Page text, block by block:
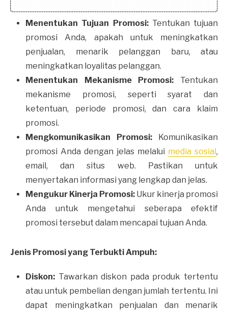
Menentukan Tujuan Promosi:Tentukan tujuan
promosi Anda, apakah untuk meningkatkan
penjualan, menarik pelanggan baru, atau
meningkatkan loyalitas pelanggan.
Menentukan Mekanisme Promosi: Tentukan
mekanisme promosi, seperti syarat dan
ketentuan, periode promosi, dan cara klaim
promosi.
Mengkomunikasikan Promosi: Komunikasikan
promosi Anda dengan jelas melalui media sosial ,
email, dan situs web. Pastikan untuk
menyertakan informasi yang lengkap dan jelas.
Mengukur Kinerja Promosi: Ukur kinerja promosi
Anda untuk mengetahui seberapa efektif
promosi tersebut dalam mencapai tujuan Anda.
Jenis Promosi yang Terbukti Ampuh:
Diskon: Tawarkan diskon pada produk tertentu
atau untuk pembelian dengan jumlah tertentu. Ini
dapat meningkatkan penjualan dan menarik